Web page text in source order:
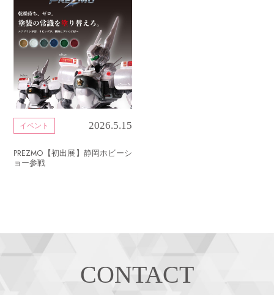
イベント 2026.5.15
PREZMO【初出展】静岡ホビーシ
ョー参戦
CONTACT